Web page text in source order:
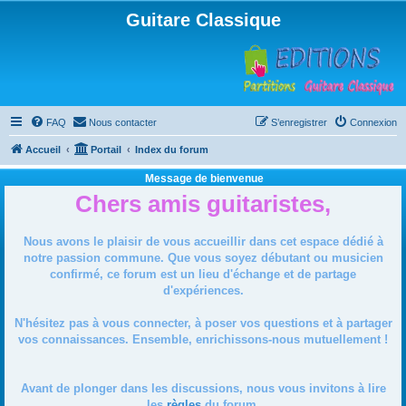
Guitare Classique
FAQ Nous contacter Connexion
S’enregistrer
Accueil Portail Index du forum
Message de bienvenue
Chers amis guitaristes,
Nous avons le plaisir de vous accueillir dans cet espace dédié à
notre passion commune. Que vous soyez débutant ou musicien
confirmé, ce forum est un lieu d'échange et de partage
d'expériences.
N'hésitez pas à vous connecter, à poser vos questions et à partager
vos connaissances. Ensemble, enrichissons-nous mutuellement !
Avant de plonger dans les discussions, nous vous invitons à lire